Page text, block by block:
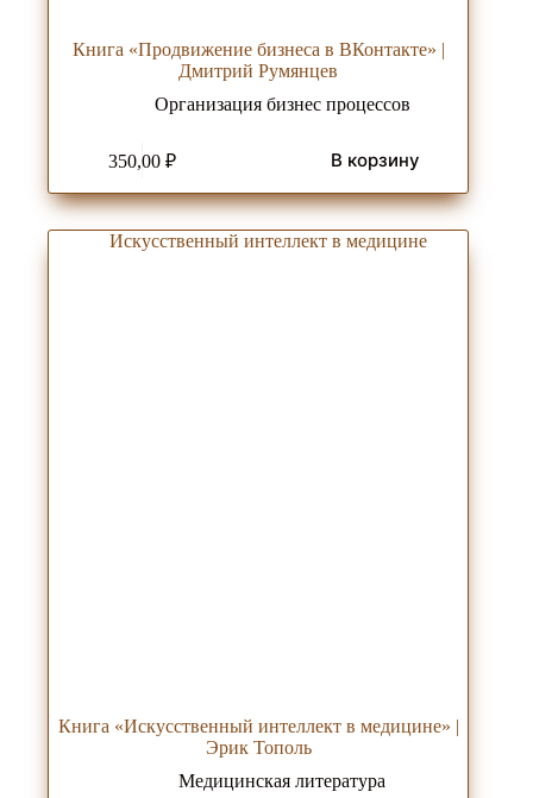
Книга «Продвижение бизнеса в ВКонтакте» |
Дмитрий Румянцев
Организация бизнес процессов
350,00 ₽ В корзину
Книга «Искусственный интеллект в медицине» |
Эрик Тополь
Медицинская литература